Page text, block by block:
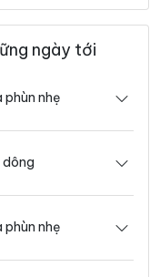
ngày tới
phùn nhẹ
dông
phùn nhẹ